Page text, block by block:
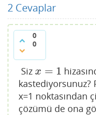
2 Cevaplar
0
0
Siz x = 1
x= 1
kastediyorsunuz?
x=1 noktasından
çözümü de ona